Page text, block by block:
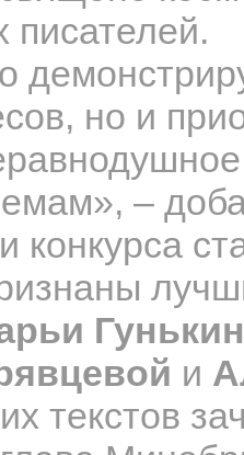
писателей.
но и
–
конкурса
и
текстов